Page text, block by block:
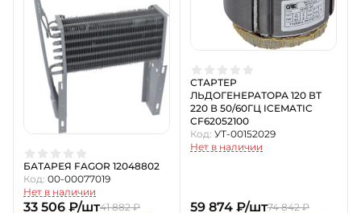
БАТАРЕЯ FAGOR 12048802
Код: 00-00077019
Нет в наличии
33 506 ₽/шт41 882 ₽
СТАРТЕР
ЛЬДОГЕНЕРАТОРА 120 ВТ
220 В 50/60ГЦ ICEMATIC
CF62052100
Код: УТ-00152029
Нет в наличии
59 874 ₽/шт74 842 ₽